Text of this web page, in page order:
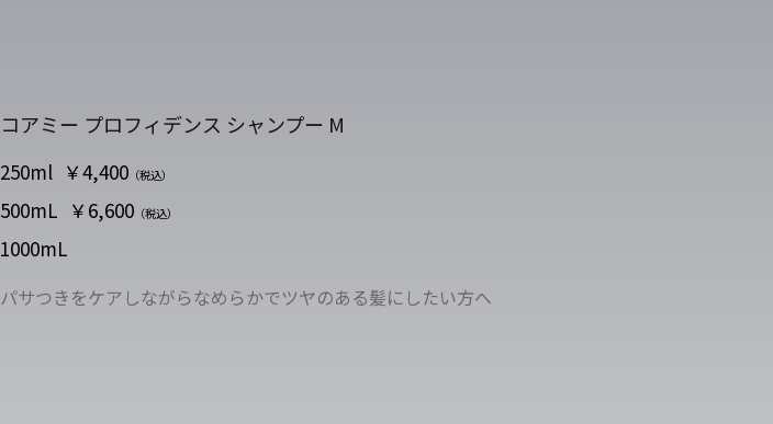
コアミー プロフィデンス シャンプー M
250ml ￥4,400 （税込）
500mL ￥6,600 （税込）
1000mL
パサつきをケアしながらなめらかでツヤのある髪にしたい方へ